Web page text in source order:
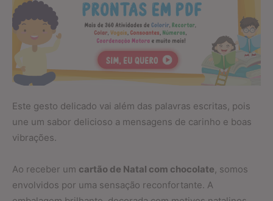
Este gesto delicado vai além das palavras escritas, pois
une um sabor delicioso a mensagens de carinho e boas
vibrações.
Ao receber um cartão de Natal com chocolate , somos
envolvidos por uma sensação reconfortante. A